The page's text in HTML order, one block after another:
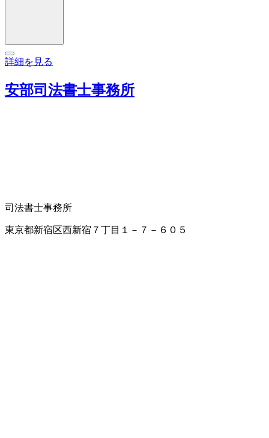
詳細を見る
安部司法書士事務所
司法書士事務所
東京都新宿区西新宿７丁目１－７－６０５